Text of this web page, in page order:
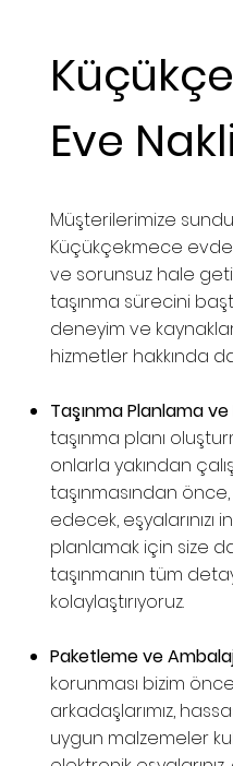
Eve
Müşterilerimize
Küçükçekmece
ve sorunsuz hale
taşınma sürecini
deneyim ve
hizmetler hakkında
Taşınma Planlama ve
taşınma planı
onlarla yakından
taşınmasından
edecek,
planlamak için size
taşınmanın tüm
kolaylaştırıyoruz.
Paketleme ve
korunması bizim
arkadaşlarımız,
uygun malzemeler